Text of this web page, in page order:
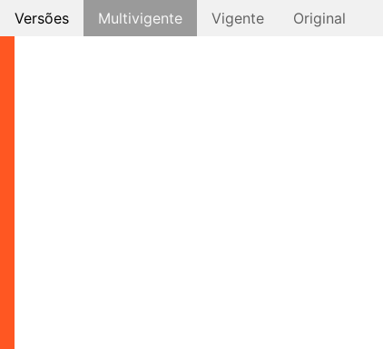
Versões Multivigente Vigente Original